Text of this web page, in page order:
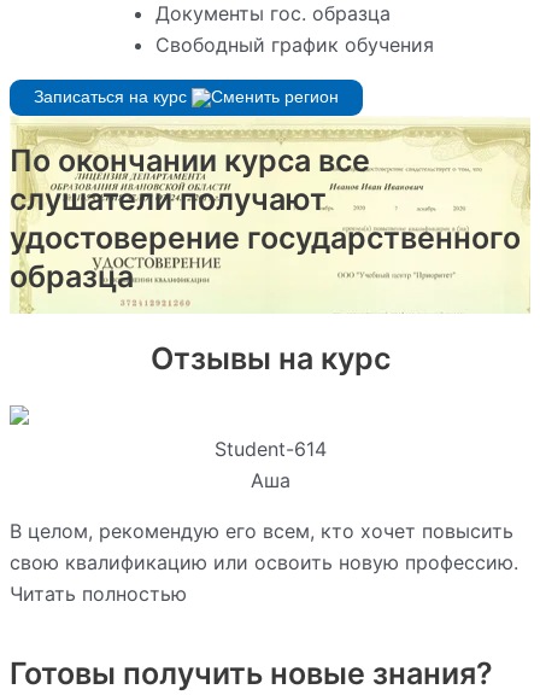
Документы гос. образца
Свободный график обучения
Записаться на курс
По окончании курса все
слушатели получают
удостоверение государственного
образца
Отзывы на курс
Student-614
Аша
В целом, рекомендую его всем, кто хочет повысить
свою квалификацию или освоить новую профессию.
Читать полностью
Готовы получить новые знания?